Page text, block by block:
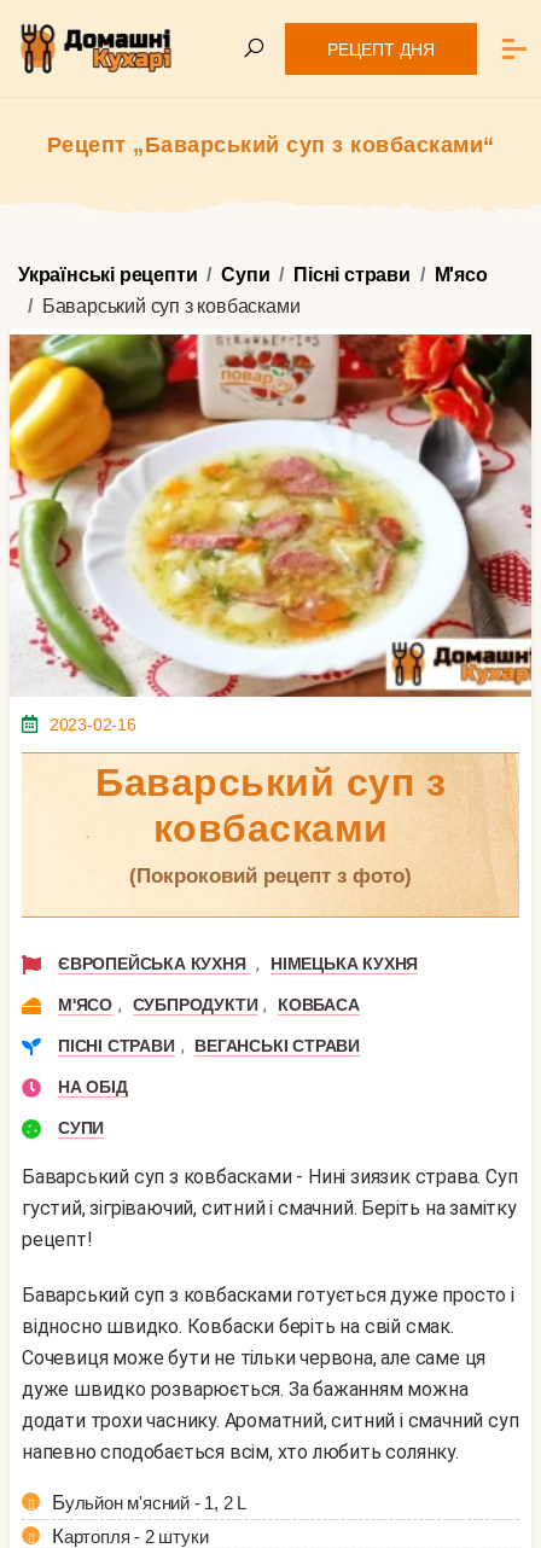
РЕЦЕПТ ДНЯ
Рецепт „Баварський суп з ковбасками“
Українські рецепти Супи Пісні страви
М'ясо
Баварський суп з ковбасками
2023-02-16
Баварський суп з
ковбасками
(покроковий рецепт з фото)
ЄВРОПЕЙСЬКА КУХНЯ , НІМЕЦЬКА КУХНЯ
М'ЯСО , СУБПРОДУКТИ , КОВБАСА
ПІСНІ СТРАВИ , ВЕГАНСЬКІ СТРАВИ
НА ОБІД
СУПИ
Баварський суп з ковбасками - Нині зиязик страва. Суп
густий, зігріваючий, ситний і смачний. Беріть на замітку
рецепт!
Баварський суп з ковбасками готується дуже просто і
відносно швидко. Ковбаски беріть на свій смак.
Сочевиця може бути не тільки червона, але саме ця
дуже швидко розварюється. За бажанням можна
додати трохи часнику. Ароматний, ситний і смачний суп
напевно сподобається всім, хто любить солянку.
Бульйон м'ясний - 1, 2 L
Картопля - 2 штуки